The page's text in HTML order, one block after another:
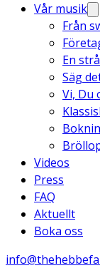
Vår musik
Från
En
Säg
Vi, Du
Videos
Press
FAQ
Aktuellt
Boka oss